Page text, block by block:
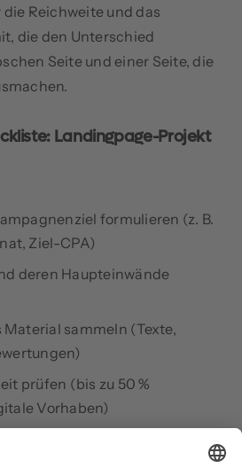
Reichweite und das
die den Unterschied
Seite und einer Seite, die
Landingpage-Projekt
formulieren (z. B.
Ziel-CPA)
deren Haupteinwände
sammeln (Texte,
prüfen (bis zu 50 %
Vorhaben)